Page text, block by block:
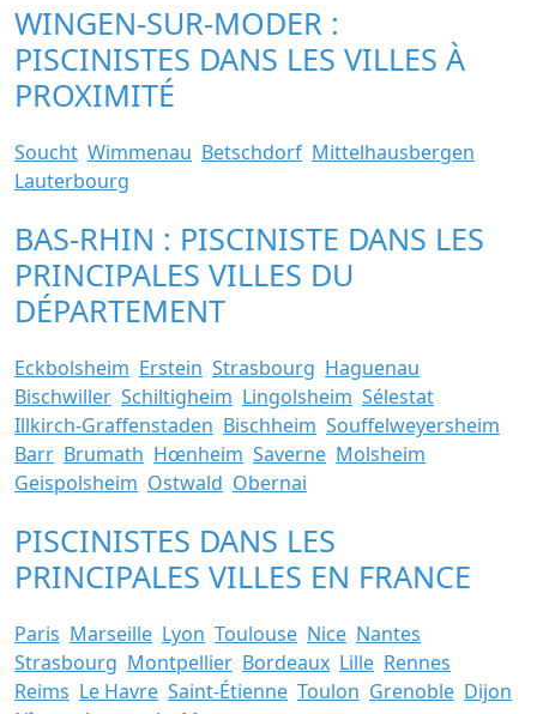
WINGEN-SUR-MODER :
PISCINISTES DANS LES VILLES À
PROXIMITÉ
Soucht Wimmenau Betschdorf Mittelhausbergen
Lauterbourg
BAS-RHIN : PISCINISTE DANS LES
PRINCIPALES VILLES DU
DÉPARTEMENT
Eckbolsheim Erstein Strasbourg Haguenau
Bischwiller Schiltigheim Lingolsheim Sélestat
Illkirch-Graffenstaden Bischheim Souffelweyersheim
Barr Brumath Hœnheim Saverne Molsheim
Geispolsheim Ostwald Obernai
PISCINISTES DANS LES
PRINCIPALES VILLES EN FRANCE
Paris Marseille Lyon Toulouse Nice Nantes
Strasbourg Montpellier Bordeaux Lille Rennes
Reims Le Havre Saint-Étienne Toulon Grenoble Dijon